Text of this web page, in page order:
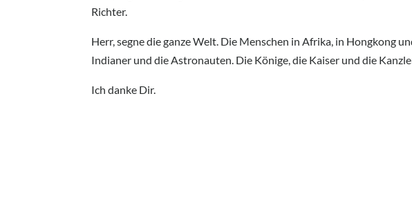
Richter.
Herr, segne die ganze Welt. Die Menschen in Afrika, in Hongkong
Indianer und die Astronauten. Die Könige, die Kaiser und die
Ich danke Dir.